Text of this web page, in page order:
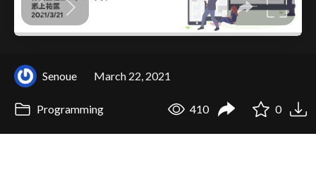
Senoue March 22, 2021
Programming 410 0